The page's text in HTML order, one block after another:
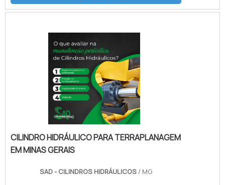
CILINDRO HIDRÁULICO PARA TERRAPLANAGEM
EM MINAS GERAIS
SAD - CILINDROS HIDRÁULICOS/ MG